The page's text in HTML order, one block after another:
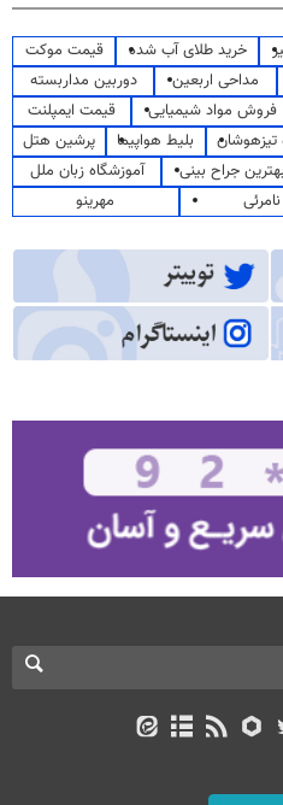
خرید طلای آب شده
قیمت موکت
مداحی اربعین
دوربین مداربسته
فروش مواد شیمیایی
قیمت ایمپلنت
تیزهوشان بلیط هواپیما
پرشین هتل
بهترین جراح بینی
آموزشگاه زبان ملل
مهرینو